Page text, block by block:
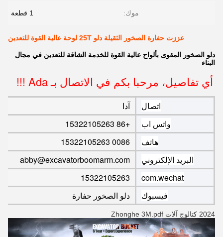
موك: 1 قطعة
عززت حفارة الصخور الثقيلة دلو 25T لوحة عالية القوة للتعدين
دلو الصخور المقوى بألواح عالية القوة للخدمة الشاقة للتعدين في مجال
البناء
أي تفاصيل، مرحبا بكم في الاتصال بـ Ada !!!
اتصال
آدا
واتس اب
+86 15322105263
هاتف
0086 15322105263
البريد الإلكتروني
abby@excavatorboomarm.com
com.wechat
15322105263
فيسبوك
دلو الصخور حفارة
2024 كتالوج آلات Zhonghe 3M.pdf